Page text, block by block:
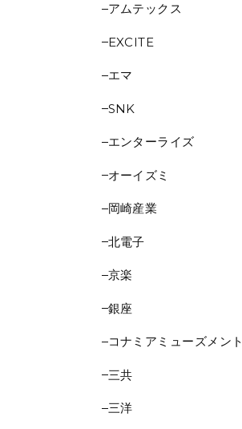
アムテックス
EXCITE
エマ
SNK
エンターライズ
オーイズミ
岡崎産業
北電子
京楽
銀座
コナミアミューズメント
三共
三洋